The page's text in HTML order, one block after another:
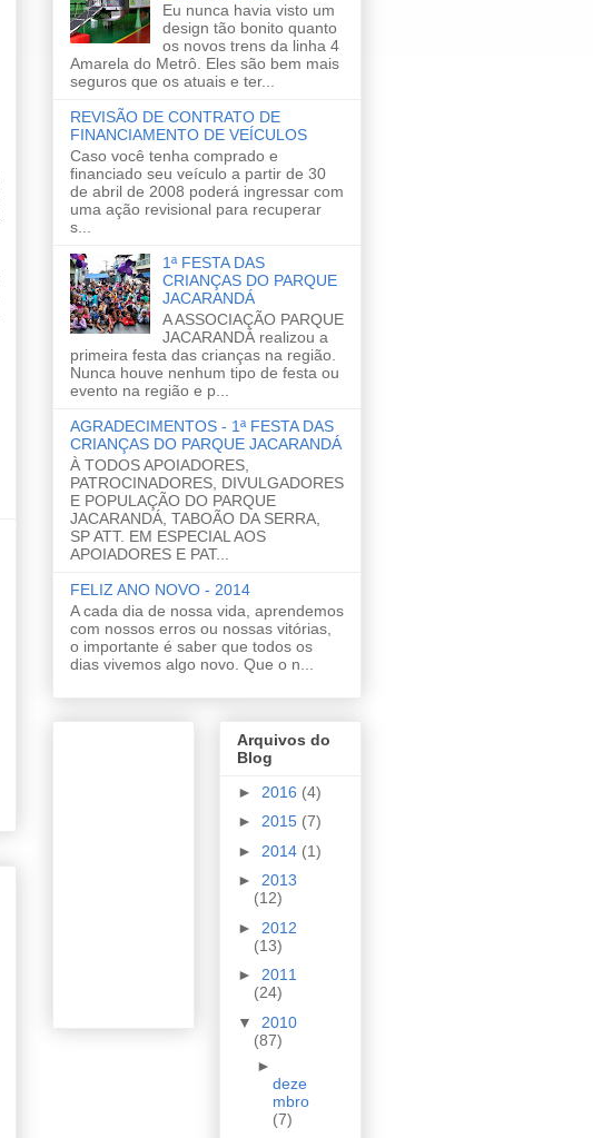
Eu nunca havia visto um
design tão bonito quanto
os novos trens da linha 4
Amarela do Metrô. Eles são bem mais
seguros que os atuais e ter...
REVISÃO DE CONTRATO DE
FINANCIAMENTO DE VEÍCULOS
Caso você tenha comprado e
financiado seu veículo a partir de 30
de abril de 2008 poderá ingressar com
uma ação revisional para recuperar
s...
1ª FESTA DAS
CRIANÇAS DO PARQUE
JACARANDÁ
A ASSOCIAÇÃO PARQUE
JACARANDÁ realizou a
primeira festa das crianças na região.
Nunca houve nenhum tipo de festa ou
evento na região e p...
AGRADECIMENTOS - 1ª FESTA DAS
CRIANÇAS DO PARQUE JACARANDÁ
À TODOS APOIADORES,
PATROCINADORES, DIVULGADORES
E POPULAÇÃO DO PARQUE
JACARANDÁ, TABOÃO DA SERRA,
SP ATT. EM ESPECIAL AOS
APOIADORES E PAT...
FELIZ ANO NOVO - 2014
A cada dia de nossa vida, aprendemos
com nossos erros ou nossas vitórias,
o importante é saber que todos os
dias vivemos algo novo. Que o n...
Arquivos do
Blog
► 2016 (4)
► 2015 (7)
► 2014 (1)
► 2013
(12)
► 2012
(13)
► 2011
(24)
▼ 2010
(87)
►
deze
mbro
(7)